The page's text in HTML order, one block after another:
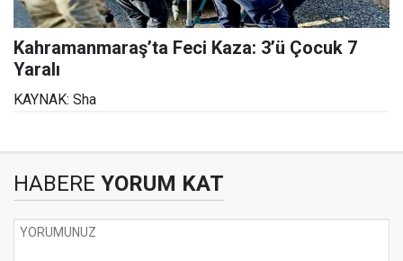
Kahramanmaraş’ta Feci Kaza: 3’ü Çocuk 7
Yaralı
KAYNAK: Sha
HABERE YORUM KAT